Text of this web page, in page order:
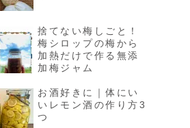
捨てない梅しごと！
梅シロップの梅から
加熱だけで作る無添
加梅ジャム
お酒好きに｜体にい
いレモン酒の作り方3
つ